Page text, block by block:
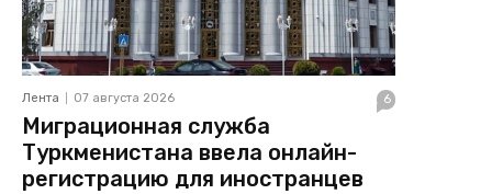
Лента 07 августа 2026 6
Миграционная служба
Туркменистана ввела онлайн-
регистрацию для иностранцев